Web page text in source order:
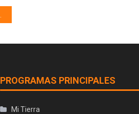
PROGRAMAS PRINCIPALES
Mi Tierra